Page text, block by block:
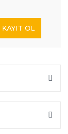
KAYIT OL